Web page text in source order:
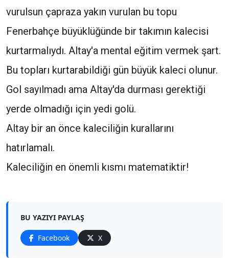
vurulsun çapraza yakın vurulan bu topu
Fenerbahçe büyüklüğünde bir takımın kalecisi
kurtarmalıydı. Altay'a mental eğitim vermek şart.
Bu topları kurtarabildiği gün büyük kaleci olunur.
Gol sayılmadı ama Altay'da durması gerektiği
yerde olmadığı için yedi golü.
Altay bir an önce kaleciliğin kurallarını
hatırlamalı.
Kaleciliğin en önemli kısmı matematiktir!
BU YAZIYI PAYLAŞ
Facebook X